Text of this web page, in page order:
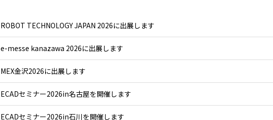
ROBOT TECHNOLOGY JAPAN 2026に出展します
e-messe kanazawa 2026に出展します
MEX金沢2026に出展します
ECADセミナー2026in名古屋を開催します
ECADセミナー2026in石川を開催します